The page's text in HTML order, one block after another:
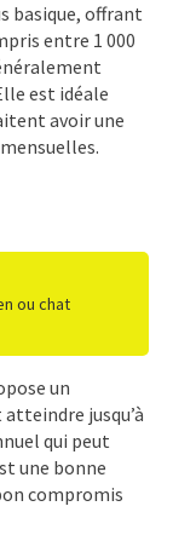
basique, offrant
entre 1 000
est idéale
avoir une
ou chat
un
jusqu’à
qui peut
une bonne
compromis